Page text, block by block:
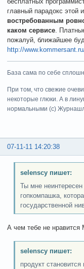
главный парадокс этой
востребованным
каком сервисе .
пожалуй, ближайшее
http://
База сама по себе
При том, что свежие
некоторые глюки. А в
нормальными (c)
07-11-11 14:20:38
selenscy пишет:
Ты мне
гопкомпашка,
государственной
А чем тебе не нравится
selenscy пишет:
продукт